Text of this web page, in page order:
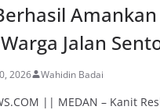
Jalan
2026 Wahidin Badai
|| MEDAN – Kanit